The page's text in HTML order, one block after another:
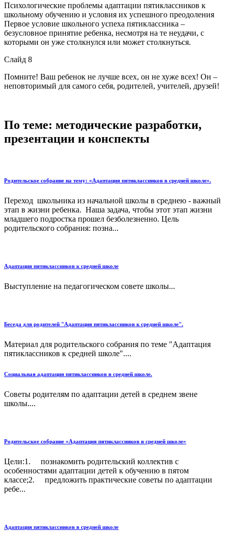
Психологические проблемы адаптации пятиклассников к
школьному обучению и условия их успешного преодоления
Первое условие школьного успеха пятиклассника –
безусловное принятие ребенка, несмотря на те неудачи, с
которыми он уже столкнулся или может столкнуться.
Слайд 8
Помните! Ваш ребенок не лучше всех, он не хуже всех! Он –
неповторимый для самого себя, родителей, учителей, друзей!
По теме: методические разработки,
презентации и конспекты
Родительское собрание на тему: «Адаптация пятиклассников в средней школе».
Переход школьника из начальной школы в среднею - важный
этап в жизни ребенка. Наша задача, чтобы этот этап жизни
младшего подростка прошел безболезненно. Цель
родительского собрания: позна...
Адаптация пятиклассников к средней школе
Выступление на педагогическом совете школы...
Беседа для родителей "Адаптация пятиклассников к средней школе".
Материал для родительского собрания по теме "Адаптация
пятиклассников к средней школе"....
Социальная адаптация пятиклассников в средней школе.
Советы родителям по адаптации детей в среднем звене
школы....
Родительское собрание «Адаптация пятиклассников в средней школе»
Цели:1. познакомить родительский коллектив с
особенностями адаптации детей к обучению в пятом
классе;2. предложить практические советы по адаптации
ребе...
Адаптация пятиклассников в средней школе